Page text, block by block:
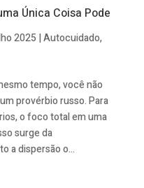
Única Coisa Pode
2025 |Autocuidado,
tempo, você não
provérbio russo. Para
o foco total em uma
surge da
a dispersão o...